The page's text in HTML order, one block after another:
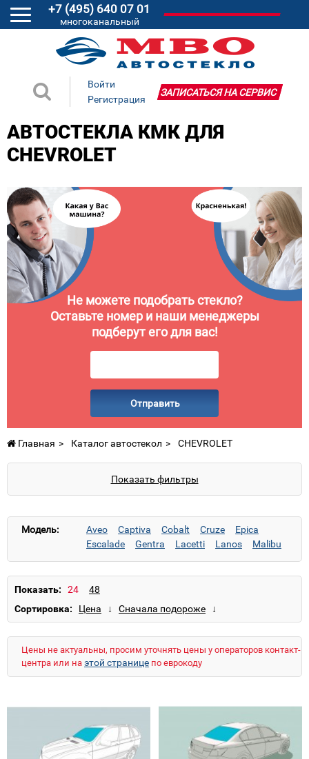
+7 (495) 640 07 01
многоканальный
Войти
Регистрация
ЗАПИСАТЬСЯ НА СЕРВИС
АВТОСТЕКЛА КМК ДЛЯ
CHEVROLET
Не можете подобрать стекло?
Оставьте номер и наши менеджеры
подберут его для вас!
Отправить
Главная Каталог автостекол CHEVROLET
Показать фильтры
Модель: Aveo Captiva Cobalt Cruze
Epica
Escalade
Gentra Lacetti Lanos
Malibu
Показать:
Сортировка:
Цены не актуальны, просим уточнять цены у операторов контакт-
центра или на этой странице по еврокоду